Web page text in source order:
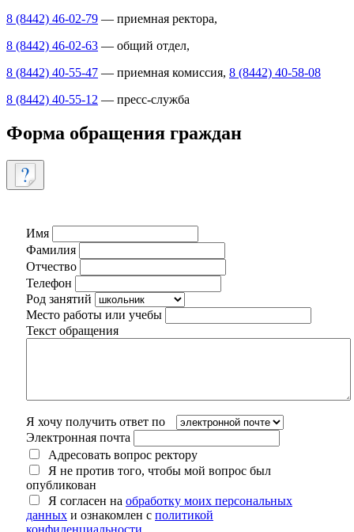
8 (8442) 46-02-79 — приемная ректора,
8 (8442) 46-02-63 — общий отдел,
8 (8442) 40-55-47 — приемная комиссия, 8 (8442) 40-58-08
8 (8442) 40-55-12 — пресс-служба
Форма обращения граждан
Имя
Фамилия
Отчество
Телефон
Род занятий
Место работы или учебы
Текст обращения
Я хочу получить ответ по
Электронная почта
Адресовать вопрос ректору
Я не против того, чтобы мой вопрос был
опубликован
Я согласен на обработку моих персональных
данных и ознакомлен с политикой